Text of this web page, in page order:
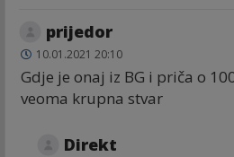
prijedor
10.01.2021 20:10
Gdje je onaj iz BG i priča o 100
veoma krupna stvar
Direkt